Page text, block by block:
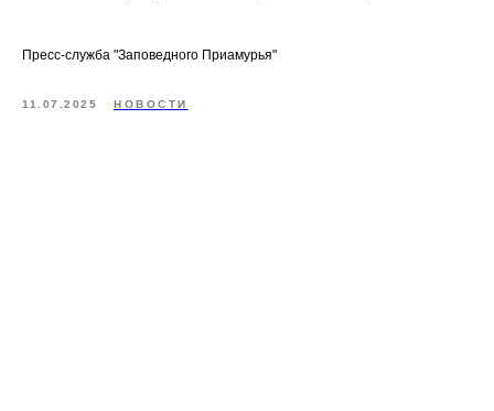
Пресс-служба "Заповедного Приамурья"
11.07.2025 НОВОСТИ